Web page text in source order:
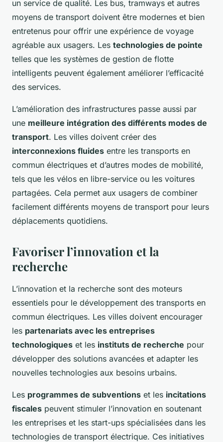
un service de qualité. Les bus, tramways et autres
moyens de transport doivent être modernes et bien
entretenus pour offrir une expérience de voyage
agréable aux usagers. Les technologies de pointe
telles que les systèmes de gestion de flotte
intelligents peuvent également améliorer l’efficacité
des services.
L’amélioration des infrastructures passe aussi par
une meilleure intégration des différents modes de
transport. Les villes doivent créer des
interconnexions fluides entre les transports en
commun électriques et d’autres modes de mobilité,
tels que les vélos en libre-service ou les voitures
partagées. Cela permet aux usagers de combiner
facilement différents moyens de transport pour leurs
déplacements quotidiens.
Favoriser l’innovation et la
recherche
L’innovation et la recherche sont des moteurs
essentiels pour le développement des transports en
commun électriques. Les villes doivent encourager
les partenariats avec les entreprises
technologiques et les instituts de recherche pour
développer des solutions avancées et adapter les
nouvelles technologies aux besoins urbains.
Les programmes de subventions et les incitations
fiscales peuvent stimuler l’innovation en soutenant
les entreprises et les start-ups spécialisées dans les
technologies de transport électrique. Ces initiatives